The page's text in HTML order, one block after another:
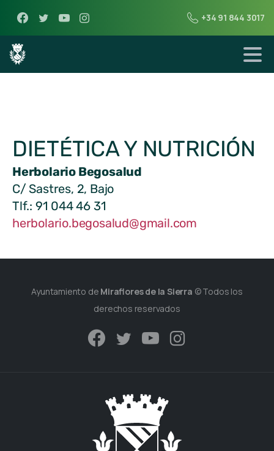
+34 91 844 3017
DIETÉTICA Y NUTRICIÓN
Herbolario Begosalud
C/ Sastres, 2, Bajo
Tlf.: 91 044 46 31
herbolario.begosalud@gmail.com
Ayuntamiento de Miraflores de la Sierra © Todos los
derechos reservados